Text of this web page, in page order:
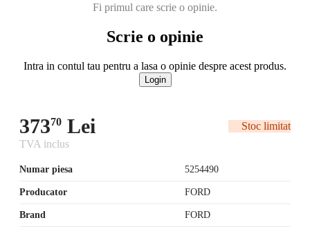
Fi primul care scrie o opinie.
Scrie o opinie
Intra in contul tau pentru a lasa o opinie despre acest produs.
Login
37370 Lei
Stoc limitat
TVA inclus
Numar piesa 5254490
Producator FORD
Brand FORD